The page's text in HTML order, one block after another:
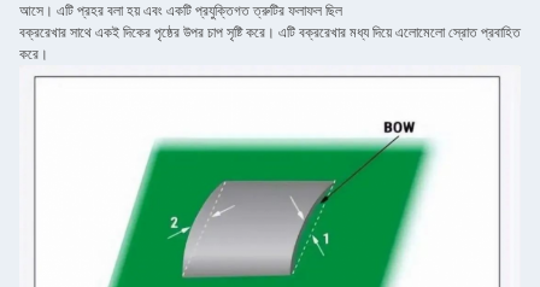
আসে। এটি প্রহর বলা হয় এবং একটি প্রযুক্তিগত ত্রুটির ফলাফল ছিল
বক্ররেখার সাথে একই দিকের পৃষ্ঠের উপর চাপ সৃষ্টি করে। এটি বক্ররেখার মধ্য দিয়ে এলোমেলো স্রোত প্রবাহিত
করে।